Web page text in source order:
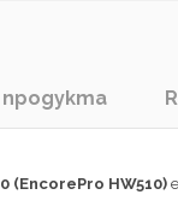
(EncorePro HW510)